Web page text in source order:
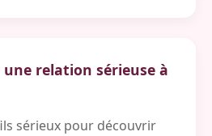
une relation sérieuse à
sérieux pour découvrir